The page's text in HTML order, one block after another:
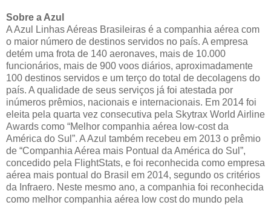
Sobre a Azul
A Azul Linhas Aéreas Brasileiras é a companhia aérea com
o maior número de destinos servidos no país. A empresa
detém uma frota de 140 aeronaves, mais de 10.000
funcionários, mais de 900 voos diários, aproximadamente
100 destinos servidos e um terço do total de decolagens do
país. A qualidade de seus serviços já foi atestada por
inúmeros prêmios, nacionais e internacionais. Em 2014 foi
eleita pela quarta vez consecutiva pela Skytrax World Airline
Awards como “Melhor companhia aérea low-cost da
América do Sul”. A Azul também recebeu em 2013 o prêmio
de “Companhia Aérea mais Pontual da América do Sul”,
concedido pela FlightStats, e foi reconhecida como empresa
aérea mais pontual do Brasil em 2014, segundo os critérios
da Infraero. Neste mesmo ano, a companhia foi reconhecida
como melhor companhia aérea low cost do mundo pela